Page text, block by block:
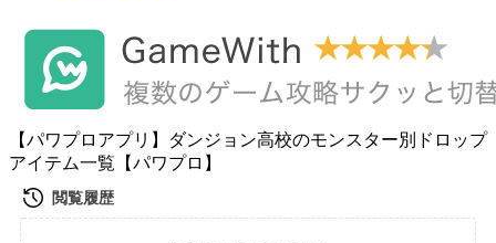
【パワプロアプリ】ダンジョン高校のモンスター別ドロップ
アイテム一覧【パワプロ】